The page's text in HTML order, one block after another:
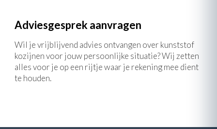
Adviesgesprek aanvragen
Wil je vrijblijvend advies ontvangen over kunststof
kozijnen voor jouw persoonlijke situatie? Wij zetten
alles voor je op een rijtje waar je rekening mee dient
te houden.